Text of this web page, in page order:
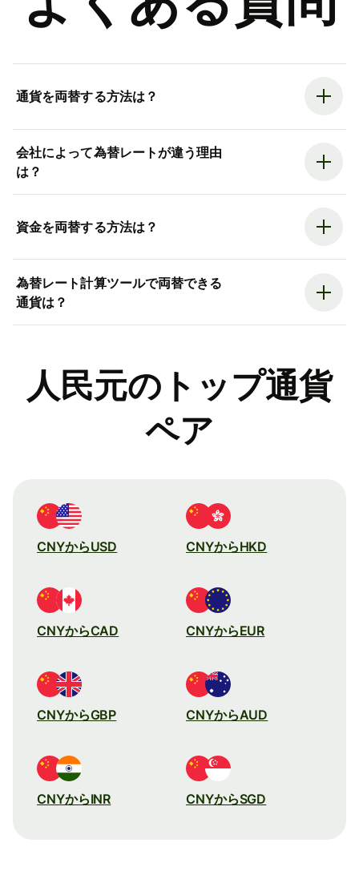
通貨を両替する方法は？
会社によって為替レートが違う理由
は？
資金を両替する方法は？
為替レート計算ツールで両替できる
通貨は？
人民元のトップ通貨
ペア
CNYからUSD CNYからHKD
CNYからCAD CNYからEUR
CNYからGBP CNYからAUD
CNYからINR CNYからSGD